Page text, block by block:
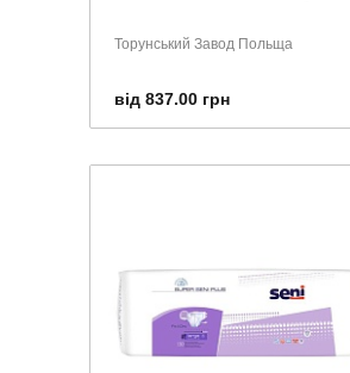
Торунський Завод Польща
від 837.00 грн